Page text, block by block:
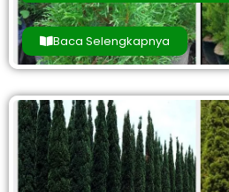
Baca Selengkapnya